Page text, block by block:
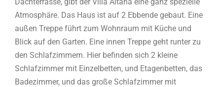
Atmosphäre. Das Haus ist auf 2 Ebbende gebaut. Eine
außen Treppe führt zum Wohnraum mit Küche und
Blick auf den Garten. Eine innen Treppe geht runter zu
den Schlafzimmern. Hier befinden sich 2 kleine
Schlafzimmer mit Einzelbetten, und Etagenbetten, das
Badezimmer, und das große Schlafzimmer mit